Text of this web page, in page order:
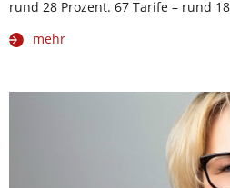
rund 28 Prozent. 67 Tarife – rund
mehr